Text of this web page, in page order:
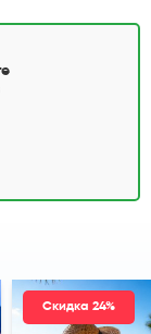
Скидка 24%